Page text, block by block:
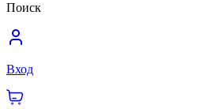
Поиск
Вход